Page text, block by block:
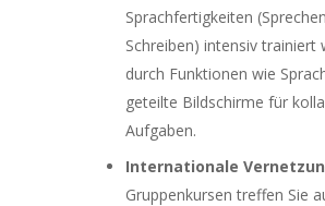
Sprachfertigkeiten
Schreiben) intensiv trainiert
durch Funktionen wie
geteilte Bildschirme für
Aufgaben.
Internationale
Gruppenkursen treffen Sie